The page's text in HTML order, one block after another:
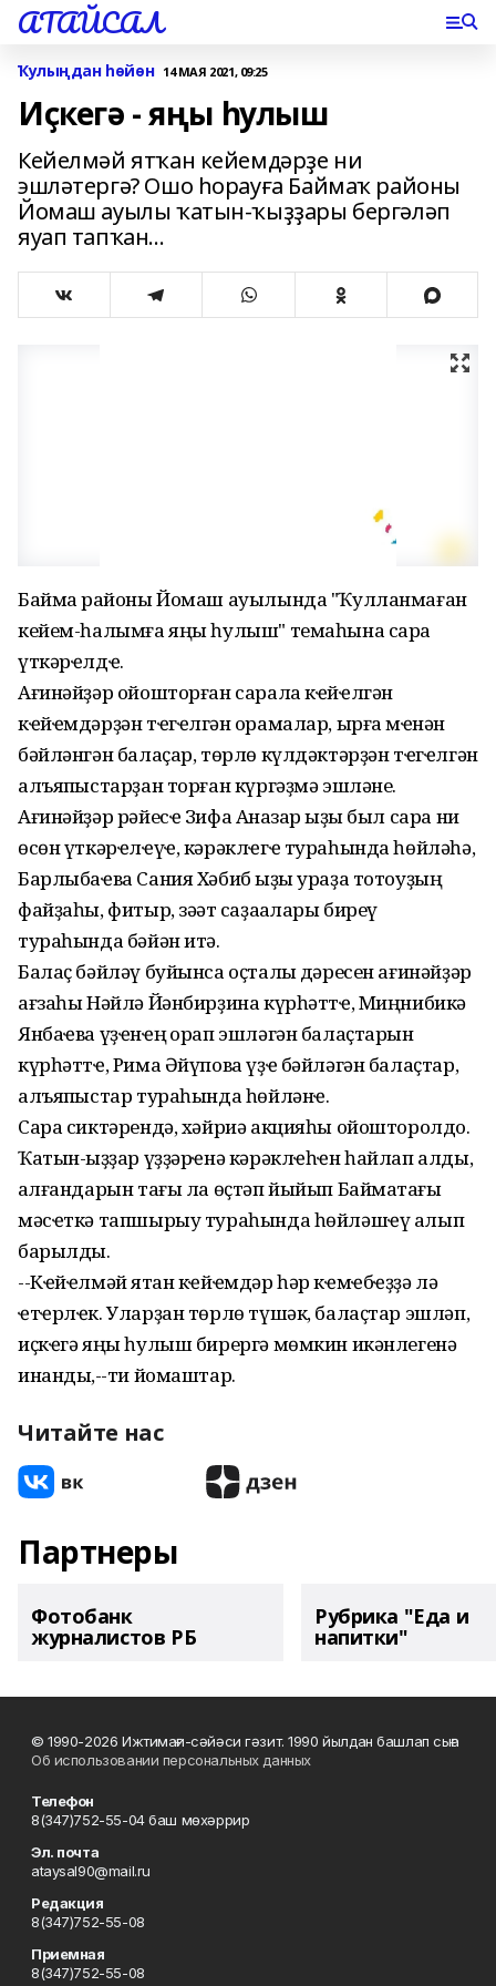
АТАЙСАЛ
Ҡулыңдан һөйөн 14 МАЯ 2021, 09:25
Иҫкегә - яңы һулыш
Кейелмәй ятҡан кейемдәрҙе ни
эшләтергә? Ошо һорауға Баймаҡ районы
Йомаш ауылы ҡатын-ҡыҙҙары бергәләп
яуап тапҡан...
Баймаҡ районы Йомаш ауылында "Ҡулланмаған
кейем-һалымға яңы һулыш" темаһына сара
үткәрҽлдҽ.
Ағинәйҙәр ойошторған сарала кҽйҽлгән
кҽйҽмдәрҙән тҽгҽлгән ҡорамалар, ырғаҡ мҽнән
бәйләнгән балаҫар, төрлө күлдәктәрҙән тҽгҽлгән
алъяпҡыстарҙан торған күргәҙмә эшләне.
Ағинәйҙәр рәйесҽ Зифа Аҡназар ҡыҙы был сара ни
өсөн үткәрҽлҽүҽ, кәрәклҽгҽ тураһында һөйләһә,
Барлыбаҽва Cания Хәбиб ҡыҙы ураҙа тотоуҙың
файҙаһы, фитыр, зәҡәт саҙаҡалары биреү
тураһында бәйән итә.
Балаҫ бәйләү буйынса оҫталыҡ дәресен ағинәйҙәр
ағзаһы Нәйлә Йәнбирҙина күрһәттҽ, Миңнибикә
Янбаҽва үҙҽнҽң ҡорап эшләгән балаҫтарын
күрһәттҽ, Рима Әйүпова үҙҽ бәйләгән балаҫтар,
алъяпҡыстар тураһында һөйләнҽ.
Сара сиктәрендә, хәйриә акцияһы ойошторолдо.
Ҡатын-ҡыҙҙар үҙҙәрҽнә кәрәклҽһҽн һайлап алды,
ҡалғандарын тағы ла өҫтәп йыйып Баймаҡтағы
мәсҽткә тапшырыу тураһында һөйләшҽү алып
барылды.
--Кҽйҽлмәй ятҡан кҽйҽмдәр һәр кҽмҽбҽҙҙә лә
ҽтҽрлҽк. Уларҙан төрлө түшәк, балаҫтар эшләп,
иҫкҽгә яңы һулыш бирергә мөмкин икәнлегенә
инандыҡ,--ти йомаштар.
Читайте нас
Партнеры
Фотобанк
журналистов РБ
Рубрика "Еда и
напитки"
© 1990-2026 Ижтимағи-сәйәси гәзит. 1990 йылдан башлап сыға
Об использовании персональных данных
Телефон
8(347)752-55-04 баш мөхәррир
Эл. почта
ataysal90@mail.ru
Редакция
8(347)752-55-08
Приемная
8(347)752-55-08